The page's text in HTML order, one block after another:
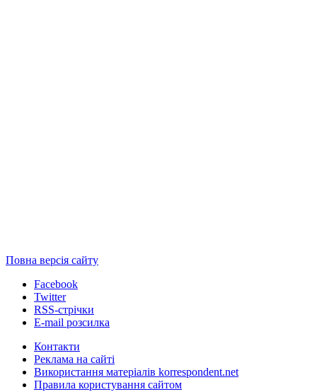
Повна версія сайту
Facebook
Twitter
RSS-стрічки
E-mail розсилка
Контакти
Реклама на сайті
Використання матеріалів korrespondent.net
Правила користування сайтом